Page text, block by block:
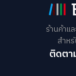
ร้านค้าแ
สำห
ติดตา